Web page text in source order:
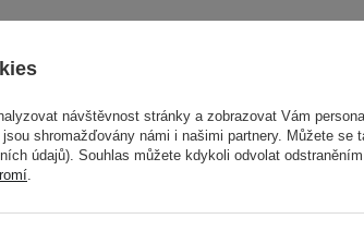
návštěvnost stránky a zobrazovat Vám
shromažďovány námi i našimi partnery. Můžete se
údajů). Souhlas můžete kdykoli odvolat
.